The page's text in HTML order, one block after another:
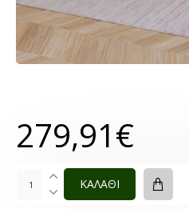
279,91€
ΚΑΛΑΘΙ